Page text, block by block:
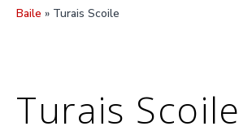
Baile » Turais Scoile
Turais Scoile